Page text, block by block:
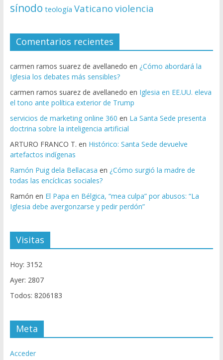
sínodo teología Vaticano violencia
Comentarios recientes
carmen ramos suarez de avellanedo en ¿Cómo abordará la
Iglesia los debates más sensibles?
carmen ramos suarez de avellanedo en Iglesia en EE.UU. eleva
el tono ante política exterior de Trump
servicios de marketing online 360 en La Santa Sede presenta
doctrina sobre la inteligencia artificial
ARTURO FRANCO T. en Histórico: Santa Sede devuelve
artefactos indígenas
Ramón Puig dela Bellacasa en ¿Cómo surgió la madre de
todas las encíclicas sociales?
Ramón en El Papa en Bélgica, “mea culpa” por abusos: “La
Iglesia debe avergonzarse y pedir perdón”
Visitas
Hoy: 3152
Ayer: 2807
Todos: 8206183
Meta
Acceder